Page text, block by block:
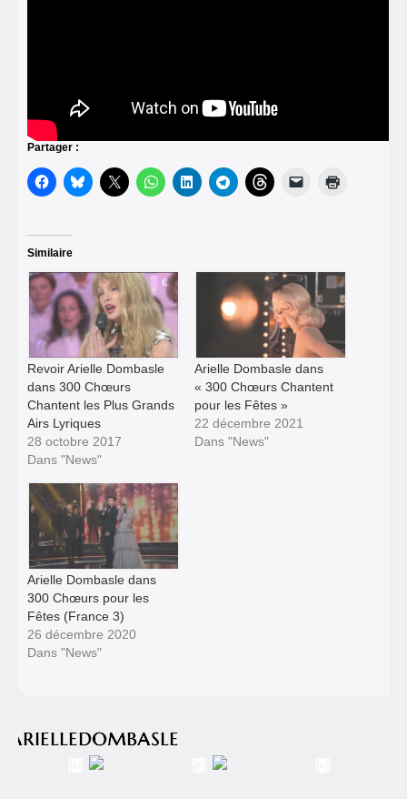
Partager :
Similaire
Revoir Arielle Dombasle
dans 300 Chœurs
Chantent les Plus Grands
Airs Lyriques
28 octobre 2017
Dans "News"
Arielle Dombasle dans
« 300 Chœurs Chantent
pour les Fêtes »
22 décembre 2021
Dans "News"
Arielle Dombasle dans
300 Chœurs pour les
Fêtes (France 3)
26 décembre 2020
Dans "News"